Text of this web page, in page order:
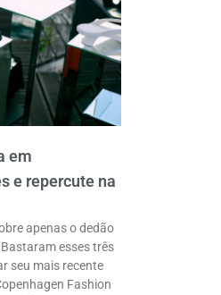
em
e repercute na
apenas o dedão
esses três
seu mais recente
Fashion